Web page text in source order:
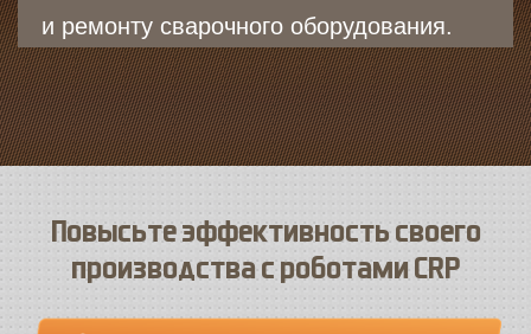
и ремонту сварочного оборудования.
Повысьте эффективность своего
производства с роботами CRP